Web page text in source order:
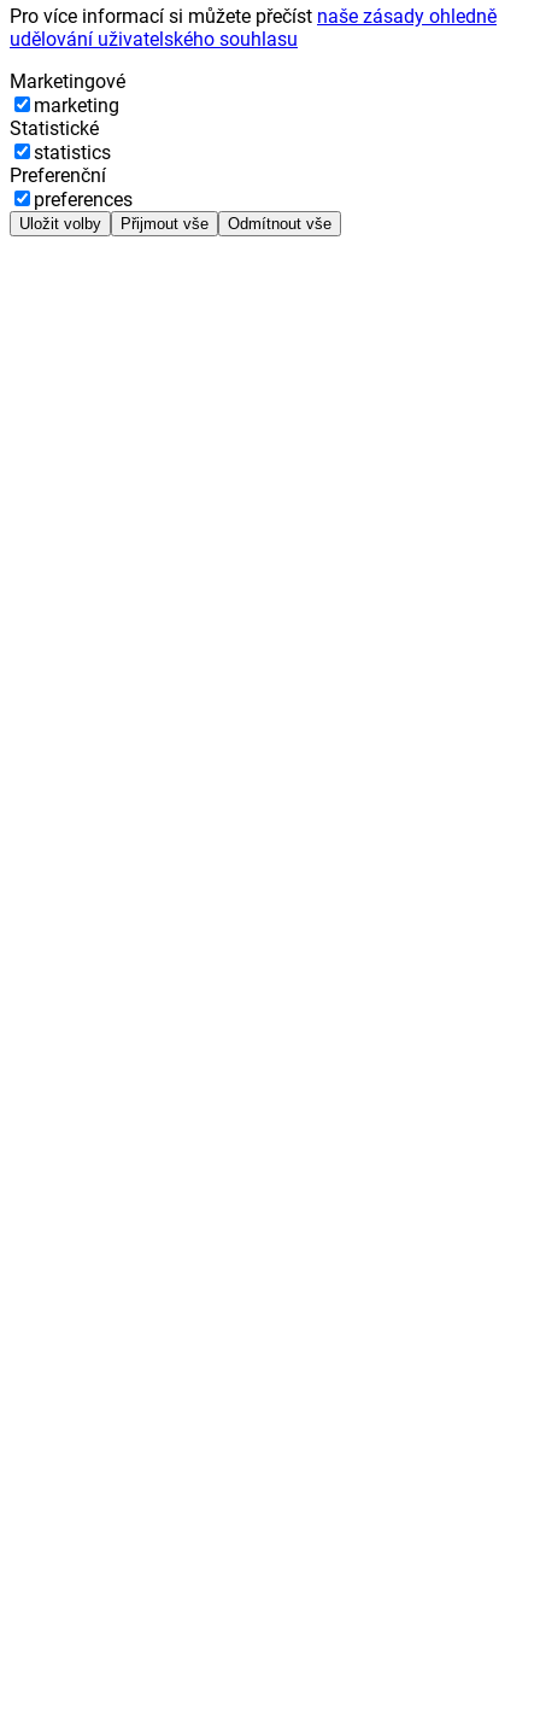
Pro více informací si můžete přečíst naše zásady ohledně
udělování uživatelského souhlasu
Marketingové
marketing
Statistické
statistics
Preferenční
preferences
Uložit volby Přijmout vše Odmítnout vše